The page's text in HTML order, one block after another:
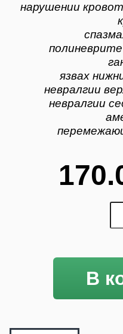
нарушении
язвах
невралгии
невралгии
В